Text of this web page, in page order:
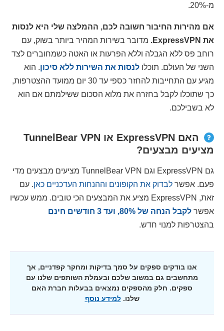
מ-20%.
אם מהירות החיבור חשובה לכם, ההמלצה שלי היא לנסות
את ExpressVPN.
מדובר בשירות המהיר ביותר בשוק, עם
רוחב פס ללא הגבלה וללא הפרעות או האטה כשמחוברים לצד
השני של העולם. תוכלו לנסות את השירות ללא סיכון. הוא
מגיע עם התחייבות להחזר כספי עד 30 יום ממועד ההצטרפות,
כך שתוכלו לקבל בחזרה את מלוא הסכום ששילמתם אם הוא
לא בשבילכם.
האם ExpressVPN או TunnelBear VPN
מציעים מבצעים?
גם ExpressVPN וגם TunnelBear VPN מציעים מבצעים מדי
פעם. אפשר לבדוק את הקופונים וההנחות העדכניים כאן. עם
זאת, ExpressVPN מציע את המבצעים הכי טובים. ממש עכשיו
אפשר לקבל הנחה של 80%, ועד 3 חודשים חינם
בהצטרפות למנוי חדש.
אנו בודקים ספקים על סמך בדיקות ומחקר קפדניים, אך
מתחשבים גם במשוב שלכם ובעמלת השותפים שלנו עם
ספקים. חלק מהספקים נמצאים בבעלות חברת האם
שלנו.למידע נוסף